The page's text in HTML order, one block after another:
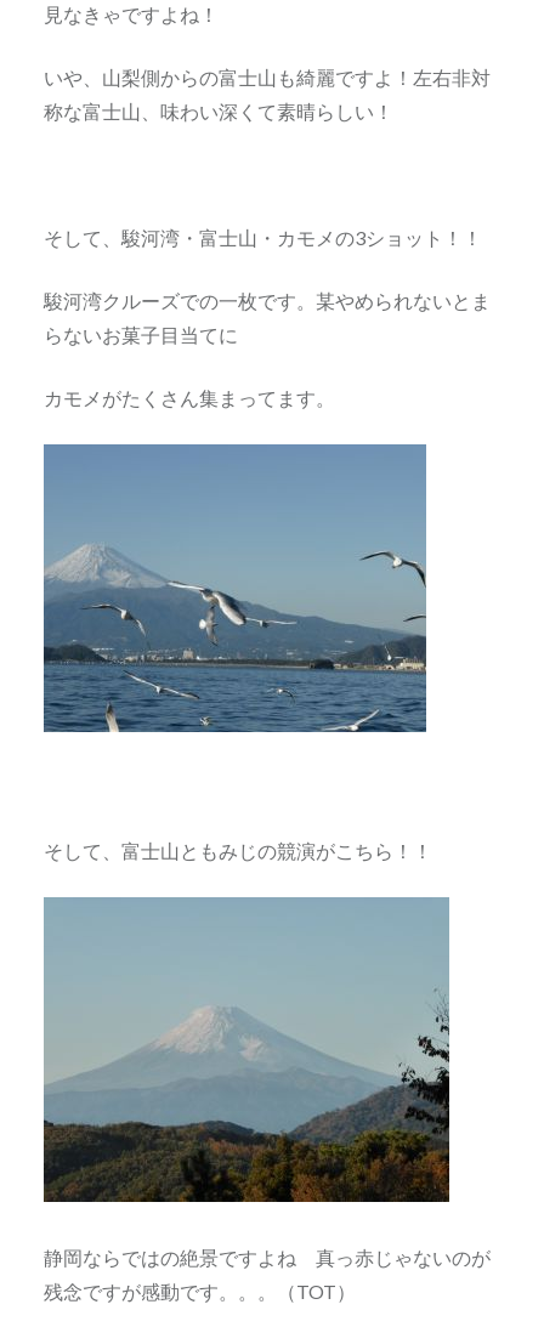
見なきゃですよね！
いや、山梨側からの富士山も綺麗ですよ！左右非対
称な富士山、味わい深くて素晴らしい！
そして、駿河湾・富士山・カモメの3ショット！！
駿河湾クルーズでの一枚です。某やめられないとま
らないお菓子目当てに
カモメがたくさん集まってます。
そして、富士山ともみじの競演がこちら！！
静岡ならではの絶景ですよね 真っ赤じゃないのが
残念ですが感動です。。。（TOT）